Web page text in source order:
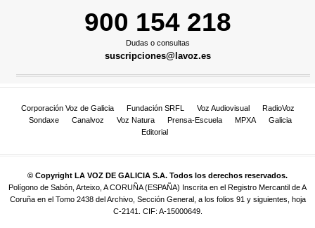
900 154 218
Dudas o consultas
suscripciones@lavoz.es
Corporación Voz de Galicia Fundación SRFL Voz Audiovisual
RadioVoz
Sondaxe
Canalvoz Voz Natura Prensa-Escuela MPXA
Galicia
Editorial
© Copyright LA VOZ DE GALICIA S.A. Todos los derechos reservados.
Polígono de Sabón, Arteixo, A CORUÑA (ESPAÑA) Inscrita en el Registro Mercantil de A
Coruña en el Tomo 2438 del Archivo, Sección General, a los folios 91 y siguientes, hoja
C-2141. CIF: A-15000649.